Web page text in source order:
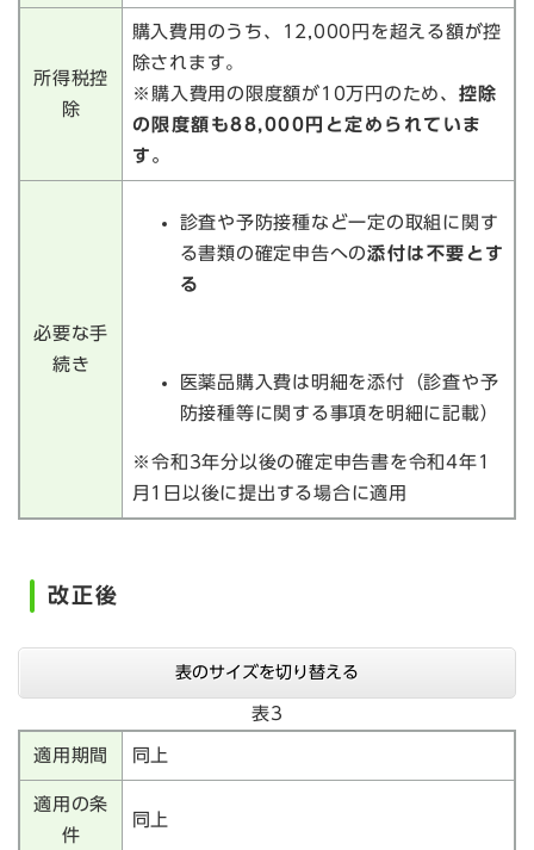
所得税控
除
購入費用のうち、12,000円を超える額が控
除されます。
※ 購入費用の限度額が10万円のため、 控除
の限度額も88,000円と定められていま
す。
必要な手
続き
診査や予防接種など一定の取組に関す
る書類の確定申告への添付は不要とす
る
医薬品購入費は明細を添付（診査や予
防接種等に関する事項を明細に記載）
※ 令和3年分以後の確定申告書を令和4年1
月1日以後に提出する場合に適用
改正後
表のサイズを切り替える
表3
適用期間 同上
適用の条
件
同上